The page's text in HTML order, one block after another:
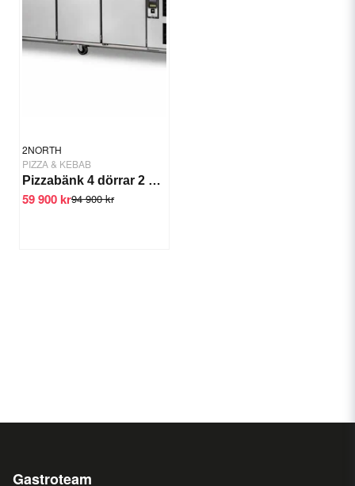
2NORTH
PIZZA & KEBAB
Pizzabänk 4 dörrar 2 kylrännor
94 900 kr
59 900 kr
Gastroteam